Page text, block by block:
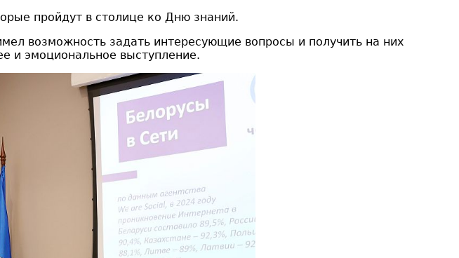
пройдут в столице ко Дню знаний.
возможность задать интересующие вопросы и получить на них
и эмоциональное выступление.